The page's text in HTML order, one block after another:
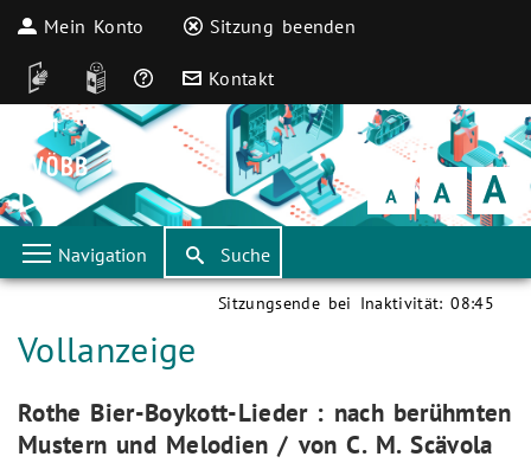
Mein Konto Sitzung beenden
DGS Leichte Sprache
Häufige Fragen
Kontakt
Schrift
klein Schrift
normal Schrift
groß
Navigation Suche
Sitzungsende bei Inaktivität: 08:45
Aktuelle Seite:
Vollanzeige
Aktuelle Seite:
Rothe Bier-Boykott-Lieder : nach berühmten
Mustern und Melodien / von C. M. Scävola